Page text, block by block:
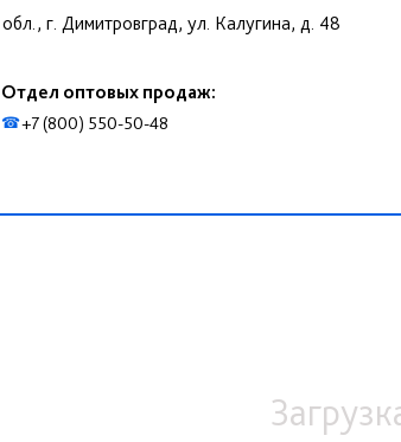
г. Димитровград, ул. Калугина, д. 48
Отдел оптовых продаж:
☎+7 (800) 550-50-48